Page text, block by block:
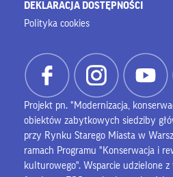
DEKLARACJA DOSTĘPNOŚCI
Polityka cookies
Projekt pn. "Modernizacja,
obiektów zabytkowych siedziby
przy Rynku Starego Miasta w
ramach Programu "Konserwacja i
kulturowego". Wsparcie udzielone